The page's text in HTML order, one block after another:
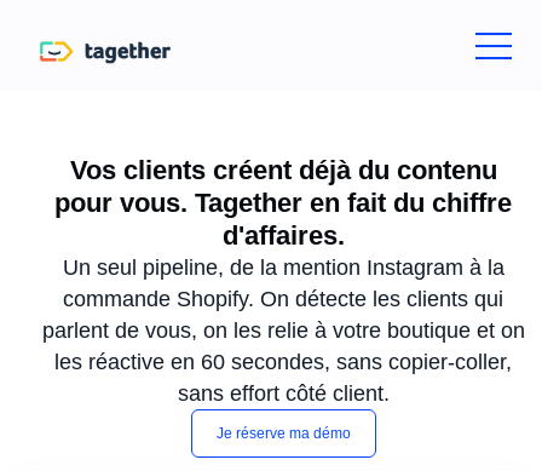
Vos clients créent déjà du contenu
pour vous. Tagether en fait du chiffre
d'affaires.
Un seul pipeline, de la mention Instagram à la
commande Shopify. On détecte les clients qui
parlent de vous, on les relie à votre boutique et on
les réactive en 60 secondes, sans copier-coller,
sans effort côté client.
Je réserve ma démo